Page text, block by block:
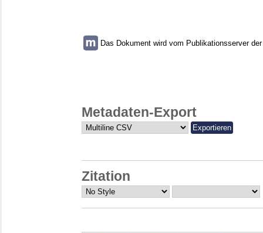
Das Dokument wird vom Publikationsserver
Metadaten-Export
Zitation